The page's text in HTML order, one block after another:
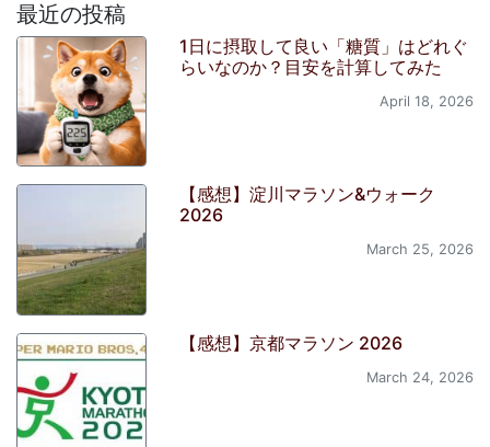
最近の投稿
1日に摂取して良い「糖質」はどれぐ
らいなのか？目安を計算してみた
April 18, 2026
【感想】淀川マラソン&ウォーク
2026
March 25, 2026
【感想】京都マラソン 2026
March 24, 2026